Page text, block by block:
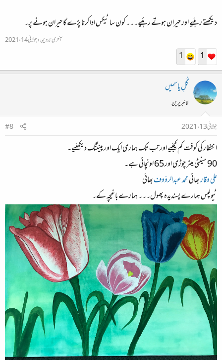
دیکھتے رہئیے اور حیران ہوتے رہئیے۔۔۔ کون سا ٹیکس ادا کرنا پڑے گا حیران ہونے پر۔
آخری تدوین:جولائی 14، 2021
1
1
گُلِ یاسمیں
لائبریرین
جولائی 13، 2021
#8
انتظار کی کوفت کم کیجئیے اور تب تک ہماری ایک اور پینٹنگ دیکھئیے۔
90 سینٹی میٹر چوڑی اور 65 اونچائی ہے۔
علی وقاربھائیمحمد عبدالرؤوفبھائی
ٹیولپس ہمارے پسندیدہ پھول۔۔۔ ہمارے باغیچہ کے۔